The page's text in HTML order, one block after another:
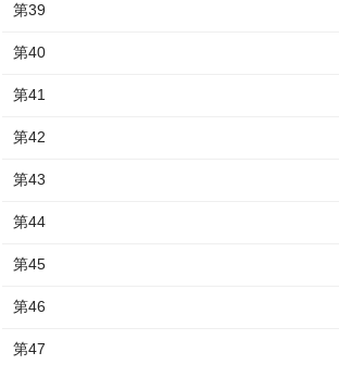
第39
第40
第41
第42
第43
第44
第45
第46
第47